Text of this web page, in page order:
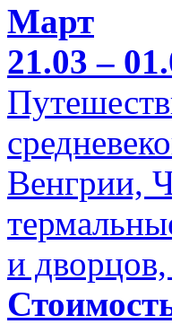
Март
21.03 –
Венгрии,
и